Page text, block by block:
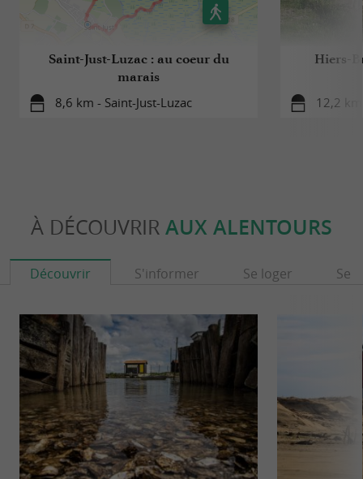
Saint-Just-Luzac : au coeur du
marais
8,6 km - Saint-Just-Luzac
Hiers-
12,2
À DÉCOUVRIR AUX ALENTOURS
Découvrir S'informer Se loger Se